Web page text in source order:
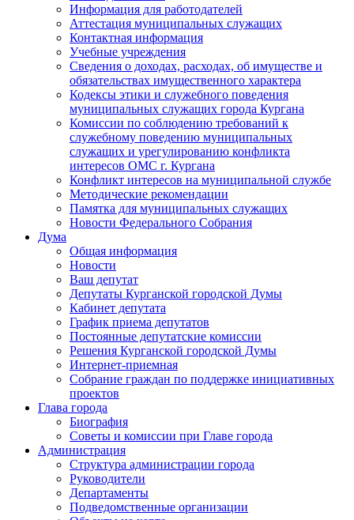
Информация для работодателей
Аттестация муниципальных служащих
Контактная информация
Учебные учреждения
Сведения о доходах, расходах, об имуществе и
обязательствах имущественного характера
Кодексы этики и служебного поведения
муниципальных служащих города Кургана
Комиссии по соблюдению требований к
служебному поведению муниципальных
служащих и урегулированию конфликта
интересов ОМС г. Кургана
Конфликт интересов на муниципальной службе
Методические рекомендации
Памятка для муниципальных служащих
Новости Федерального Cобрания
Дума
Общая информация
Новости
Ваш депутат
Депутаты Курганской городской Думы
Кабинет депутата
График приема депутатов
Постоянные депутатские комиссии
Решения Курганской городской Думы
Интернет-приемная
Собрание граждан по поддержке инициативных
проектов
Глава города
Биография
Советы и комиссии при Главе города
Администрация
Структура администрации города
Руководители
Департаменты
Подведомственные организации